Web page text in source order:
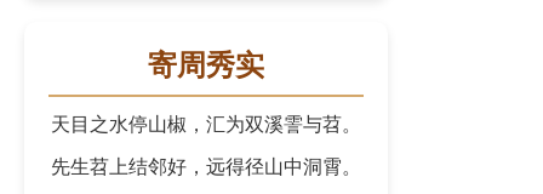
寄周秀实
天目之水停山椒，汇为双溪霅与苕。
先生苕上结邻好，远得径山中洞霄。